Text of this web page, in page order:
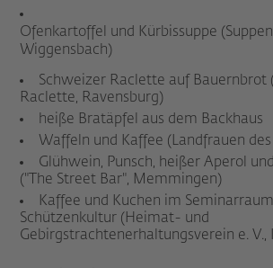
Ofenkartoffel und Kürbissuppe
Wiggensbach)
Schweizer Raclette auf Bauernbrot
Raclette, Ravensburg)
heiße Bratäpfel aus dem Backhaus
Waffeln und Kaffee (Landfrauen
Glühwein, Punsch, heißer Aperol
("The Street Bar", Memmingen)
Kaffee und Kuchen im
Schützenkultur (Heimat- und
Gebirgstrachtenerhaltungsverein e. V.,